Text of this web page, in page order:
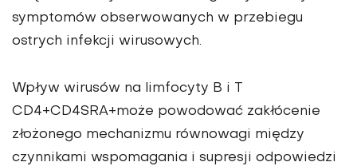
symptomów obserwowanych w przebiegu
ostrych infekcji wirusowych.
Wpływ wirusów na limfocyty B i T
CD4+CD4SRA+może powodować zakłócenie
złożonego mechanizmu równowagi między
czynnikami wspomagania i supresji odpowiedzi